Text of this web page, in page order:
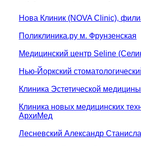
Нова Клиник (NOVA Clinic),
Поликлиника.ру м. Фрунзенская
Медицинский центр Seline
Нью-Йоркский
Клиника Эстетической
Клиника новых медицинских
АрхиМед
Лесневский Александр